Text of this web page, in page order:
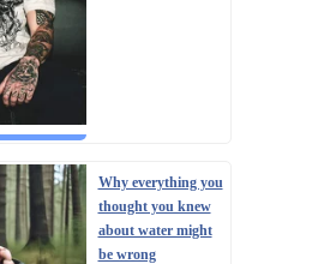
Why everything you
thought you knew
about water might
be wrong